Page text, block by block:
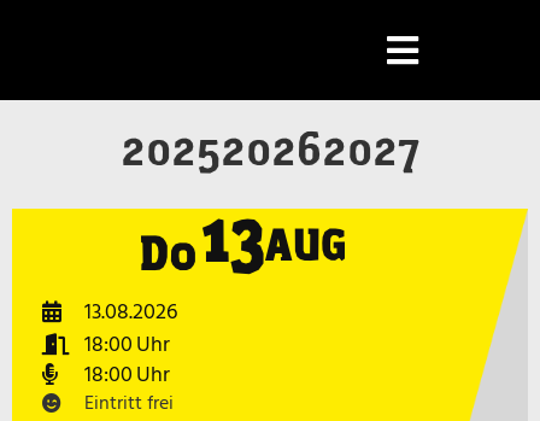
202520262027
Do13AUG
13.08.2026
18:00
18:00
Eintritt frei